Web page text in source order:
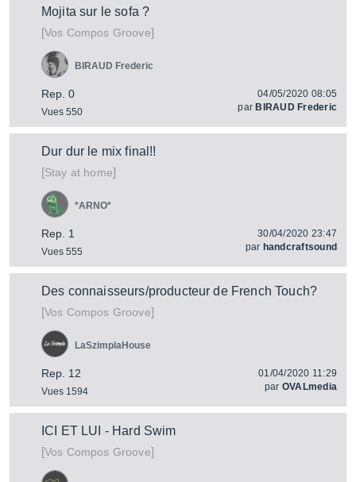
Mojita sur le sofa ?
[Vos Compos Groove]
Rep. 0
Vues 550
BIRAUD Frederic
04/05/2020 08:05
par BIRAUD Frederic
Dur dur le mix final!!
[Stay at home]
Rep. 1
Vues 555
*ARNO*
30/04/2020 23:47
par handcraftsound
Des connaisseurs/producteur de French Touch?
[Vos Compos Groove]
Rep. 12
Vues 1594
LaSzimplaHouse
01/04/2020 11:29
par OVALmedia
ICI ET LUI - Hard Swim
[Vos Compos Groove]